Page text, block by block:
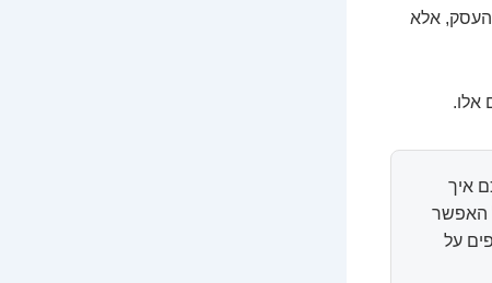
העסק, אלא
אלו.
איך
האפשר
על